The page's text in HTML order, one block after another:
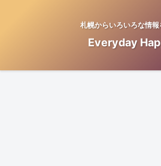
札幌からいろいろな情報
Everyday